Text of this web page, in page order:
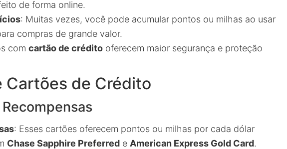
de forma online.
: Muitas vezes, você pode acumular pontos ou milhas ao usar
compras de grande valor.
com cartão de crédito oferecem maior segurança e proteção
Cartões de Crédito
: Esses cartões oferecem pontos ou milhas por cada dólar
Chase Sapphire Preferred e American Express Gold Card.